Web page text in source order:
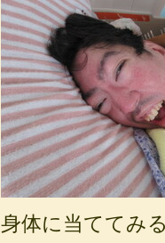
身体に当ててみ